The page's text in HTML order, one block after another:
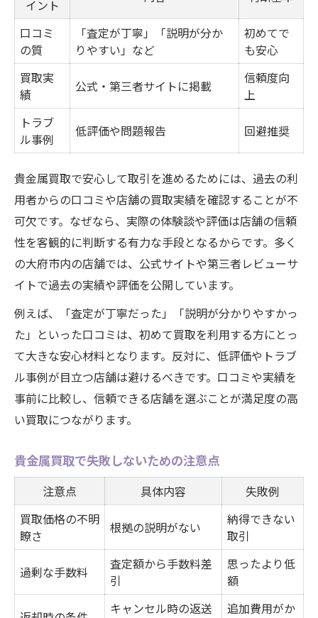
イント
口コミ
の質
「査定が丁寧」「説明が分か
りやすい」など
初めてで
も安心
買取実
績
公式・第三者サイトに掲載
信頼度向
上
トラブ
ル事例
低評価や問題報告 回避推奨
貴金属買取で安心して取引を進めるためには、過去の利
用者からの口コミや店舗の買取実績を確認することが不
可欠です。なぜなら、実際の体験談や評価は店舗の信頼
性を客観的に判断する有力な手段となるからです。多く
の大府市内の店舗では、公式サイトや第三者レビューサ
イトで過去の実績や評価を公開しています。
例えば、「査定が丁寧だった」「説明が分かりやすかっ
た」といった口コミは、初めて買取を利用する方にとっ
て大きな安心材料となります。反対に、低評価やトラブ
ル事例が目立つ店舗は避けるべきです。口コミや実績を
事前に比較し、信頼できる店舗を選ぶことが満足度の高
い買取につながります。
貴金属買取で失敗しないための注意点
注意点 具体内容
失敗例
買取価格の不明
瞭さ
根拠の説明がない
納得できない
取引
過剰な手数料
査定額から手数料差
引
思ったより低
額
キャンセル時の返送
追加費用がか